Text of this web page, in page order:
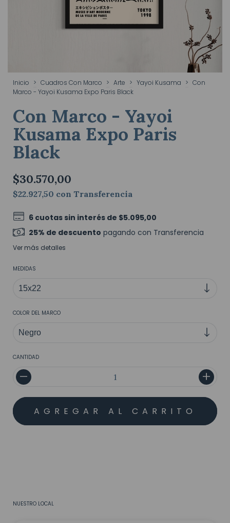
Inicio > Cuadros Con Marco > Arte > Yayoi Kusama > Con
Marco - Yayoi Kusama Expo Paris Black
Con Marco - Yayoi
Kusama Expo Paris
Black
$30.570,00
$22.927,50 con Transferencia
6 cuotas sin interés de $5.095,00
25% de descuento pagando con Transferencia
Ver más detalles
MEDIDAS
COLOR DEL MARCO
CANTIDAD
NUESTRO LOCAL